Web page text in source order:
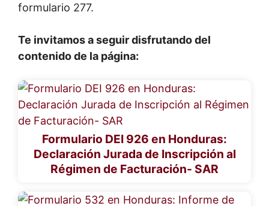
formulario 277.
Te invitamos a seguir disfrutando del
contenido de la página:
Formulario DEI 926 en Honduras:
Declaración Jurada de Inscripción al
Régimen de Facturación- SAR